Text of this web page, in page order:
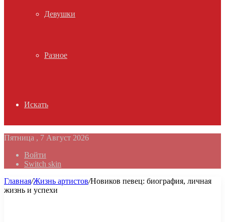
Девушки
Разное
Искать
Пятница , 7 Август 2026
Войти
Switch skin
Главная/Жизнь артистов/Новиков певец: биография, личная
жизнь и успехи